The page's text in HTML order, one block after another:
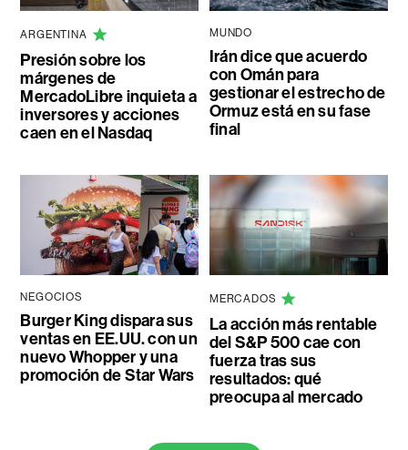
ARGENTINA
Presión sobre los
márgenes de
MercadoLibre inquieta a
inversores y acciones
caen en el Nasdaq
MUNDO
Irán dice que acuerdo
con Omán para
gestionar el estrecho de
Ormuz está en su fase
final
NEGOCIOS
Burger King dispara sus
ventas en EE.UU. con un
nuevo Whopper y una
promoción de Star Wars
MERCADOS
La acción más rentable
del S&P 500 cae con
fuerza tras sus
resultados: qué
preocupa al mercado